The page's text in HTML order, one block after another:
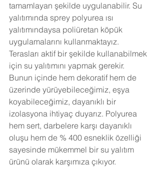
tamamlayan şekilde uygulanabilir. Su
yalıtımında sprey polyurea ısı
yalıtımındaysa poliüretan köpük
uygulamalarını kullanmaktayız.
Terasları aktif bir şekilde kullanabilmek
için su yalıtımını yapmak gerekir.
Bunun içinde hem dekoratif hem de
üzerinde yürüyebileceğimiz, eşya
koyabileceğimiz, dayanıklı bir
izolasyona ihtiyaç duyarız. Polyurea
hem sert, darbelere karşı dayanıklı
oluşu hem de % 400 esneklik özelliği
sayesinde mükemmel bir su yalıtım
ürünü olarak karşımıza çıkıyor.